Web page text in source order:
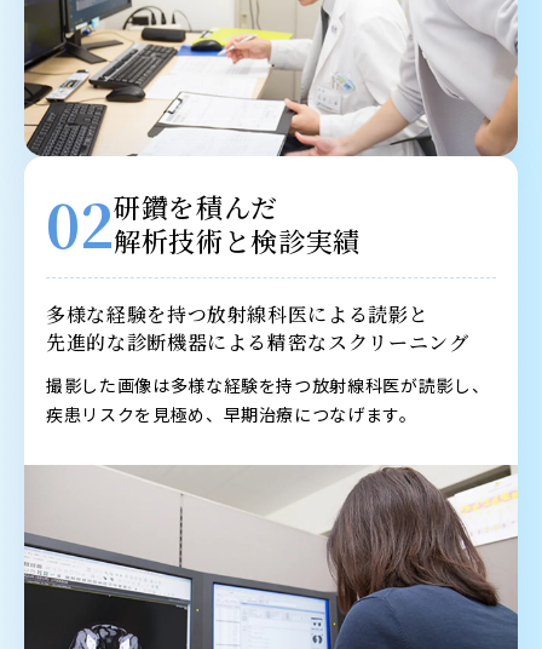
02研鑽を積んだ
解析技術と検診実績
多様な経験を持つ放射線科医による読影と
先進的な診断機器による精密なスクリーニング
撮影した画像は多様な経験を持つ放射線科医が読影し、
疾患リスクを見極め、早期治療につなげます。